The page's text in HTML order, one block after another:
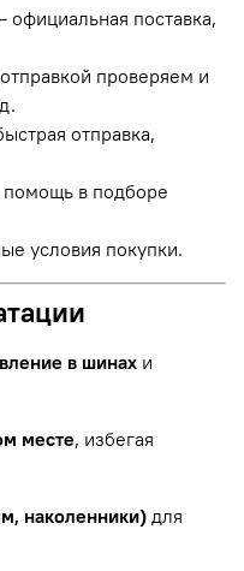
официальная поставка,
проверяем и
отправка,
помощь в подборе
условия покупки.
в шинах и
месте, избегая
наколенники) для